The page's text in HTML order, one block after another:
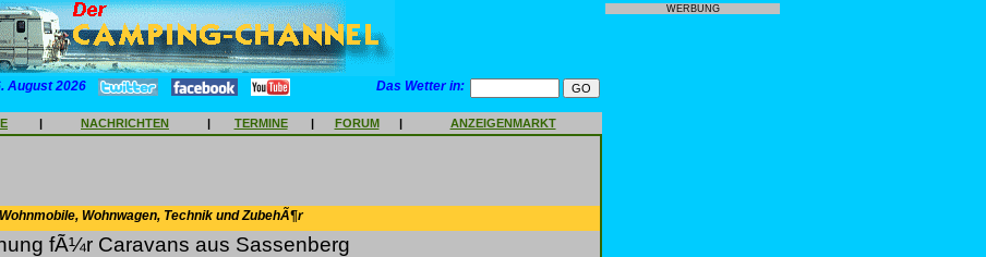
August 2026 Das Wetter in:
| NACHRICHTEN | TERMINE | FORUM | ANZEIGENMARKT
Wohnwagen, Technik und ZubehÃ¶r
fÃ¼r Caravans aus Sassenberg
WERBUNG